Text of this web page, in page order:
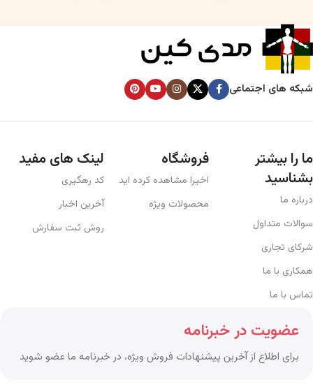
شبکه های اجتماعی
ما را بیشتر
بشناسید
درباره ما
سوالات متداول
شرکای تجاری
همکاری با ما
تماس با ما
فروشگاه
اخیرا مشاهده کرده اید
محصولات ویژه
لینک های مفید
کد رهگیری
آخرین اخبار
روش ثبت سفارش
عضویت در خبرنامه
برای اطلاع از آخرین پیشنهادات فروش ویژه، در خبرنامه ما عضو شوید